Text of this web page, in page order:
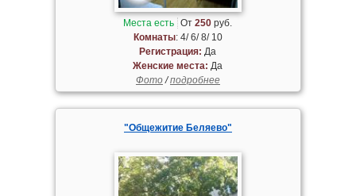
Места есть От250 руб.
Комнаты: 4/ 6/ 8/ 10
Регистрация: Да
Женские места: Да
Фото/подробнее
"Общежитие Беляево"